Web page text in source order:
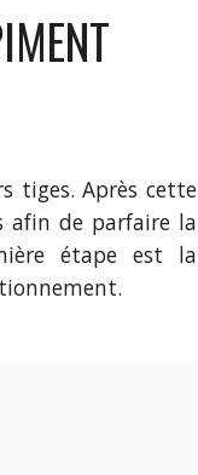
tiges. Après cette
afin de parfaire la
étape est la